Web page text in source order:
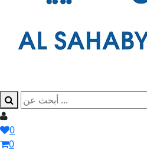
0
0